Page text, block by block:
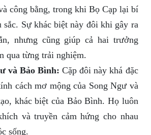
công bằng, trong khi Bọ Cạp lại bí
sắc. Sự khác biệt này đôi khi gây ra
nhưng cũng giúp cả hai trưởng
qua từng trải nghiệm.
và Bảo Bình: Cặp đôi này khá đặc
cách mơ mộng của Song Ngư và
khác biệt của Bảo Bình. Họ luôn
và truyền cảm hứng cho nhau
sống.